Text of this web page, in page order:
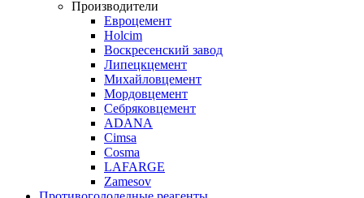
Производители
Евроцемент
Holcim
Воскресенский завод
Липецкцемент
Михайловцемент
Мордовцемент
Себряковцемент
ADANA
Cimsa
Cosma
LAFARGE
Zamesov